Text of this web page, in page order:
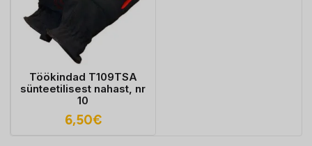
Töökindad T109TSA
sünteetilisest nahast, nr
10
6,50€